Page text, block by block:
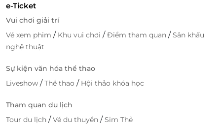
hải sản tươi ngon và chiêm ngưỡng cảnh hùng
vĩ của Vịnh.
14h30: Tham quan Hang Luồn - hang động sở
hữu kiến trúc độc đáo bậc nhất trong quần thể
kayak hoặc ngồi thuyền nan.
16h00: Dừng chân tại đảo Titop được mệnh
lòng vịnh di sản. Du khách có thể đắm mình
trong làn nước mát khi tham gia bơi lội hoặc
e-Ticket
Vui chơi giải trí
Vé xem phim / Khu vui chơi /Điểm tham quan /Sân khấu
nghệ thuật
Sự kiện văn hóa thể thao
Liveshow /Thể thao / Hội thảo khóa học
Tham quan du lịch
Tour du lịch /Vé du thuyền /Sim Thẻ